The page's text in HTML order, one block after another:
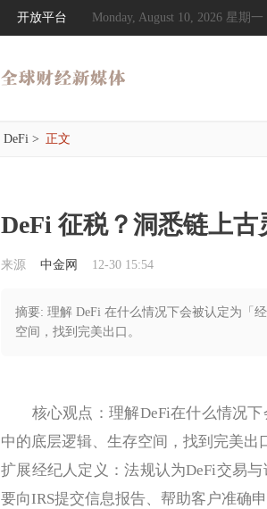
开放平台 Monday, August 10, 2026 星期一
DeFi > 正文
DeFi 征税？洞悉链上古
来源 中金网 12-30 15:54
摘要: 理解 DeFi 在什么情况下会被认定为「
空间，找到完美出口。
核心观点：理解DeFi在什么情况下
中的底层逻辑、生存空间，找到完美出
扩展经纪人定义：法规认为DeFi交易
要向IRS提交信息报告、帮助客户准确